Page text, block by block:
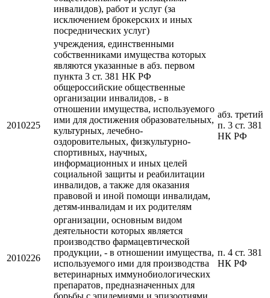
инвалидов), работ и услуг (за
исключением брокерских и иных
посреднических услуг)
2010225
учреждения, единственными
собственниками имущества которых
являются указанные в абз. первом
пункта 3 ст. 381 НК РФ
общероссийские общественные
организации инвалидов, - в
отношении имущества, используемого
ими для достижения образовательных,
культурных, лечебно-
оздоровительных, физкультурно-
спортивных, научных,
информационных и иных целей
социальной защиты и реабилитации
инвалидов, а также для оказания
правовой и иной помощи инвалидам,
детям-инвалидам и их родителям
абз. третий
п. 3 ст. 381
НК РФ
2010226
организации, основным видом
деятельности которых является
производство фармацевтической
продукции, - в отношении имущества,
используемого ими для производства
ветеринарных иммунобиологических
препаратов, предназначенных для
п. 4 ст. 381
НК РФ